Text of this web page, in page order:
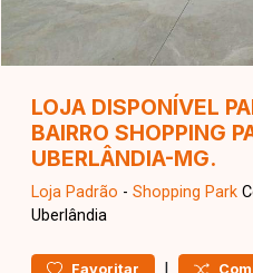
LOJA DISPONÍVEL
BAIRRO SHOPPING
UBERLÂNDIA-MG.
Loja Padrão - Shopping Park
Uberlândia
Favoritar |